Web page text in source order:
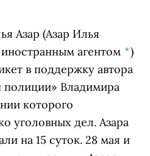
Азар (Азар Илья
агентом *)
в поддержку автора
Владимира
которого
уголовных дел. Азара
на 15 суток. 28 мая и